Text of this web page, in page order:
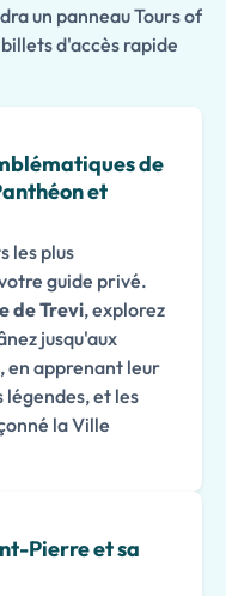
un panneau Tours of
d'accès rapide
de
et
les plus
guide privé.
de Trevi, explorez
jusqu'aux
, en apprenant leur
et les
la Ville
Pierre et sa